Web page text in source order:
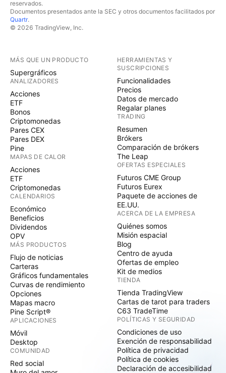
reservados.
Documentos presentados ante la SEC y otros documentos facilitados por
Quartr.
© 2026 TradingView, Inc.
MÁS QUE UN PRODUCTO
Supergráficos
ANALIZADORES
Acciones
ETF
Bonos
Criptomonedas
Pares CEX
Pares DEX
Pine
MAPAS DE CALOR
Acciones
ETF
Criptomonedas
CALENDARIOS
Económico
Beneficios
Dividendos
OPV
MÁS PRODUCTOS
Flujo de noticias
Carteras
Gráficos fundamentales
Curvas de rendimiento
Opciones
Mapas macro
Pine Script®
APLICACIONES
Móvil
Desktop
COMUNIDAD
Red social
HERRAMIENTAS Y
SUSCRIPCIONES
Funcionalidades
Precios
Datos de mercado
Regalar planes
TRADING
Resumen
Brókers
Comparación de brókers
The Leap
OFERTAS ESPECIALES
Futuros CME Group
Futuros Eurex
Paquete de acciones de
EE.UU.
ACERCA DE LA EMPRESA
Quiénes somos
Misión espacial
Blog
Centro de ayuda
Ofertas de empleo
Kit de medios
TIENDA
Tienda TradingView
Cartas de tarot para traders
C63 TradeTime
POLÍTICAS Y SEGURIDAD
Condiciones de uso
Exención de responsabilidad
Política de privacidad
Política de cookies
Declaración de accesibilidad